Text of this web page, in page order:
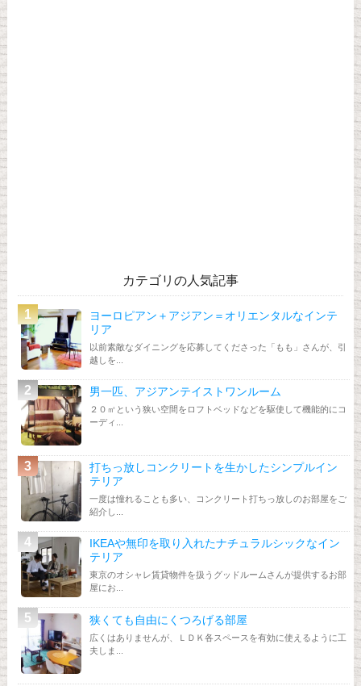
カテゴリの人気記事
ヨーロピアン＋アジアン＝オリエンタルなインテ
リア
以前素敵なダイニングを応募してくださった「もも」さんが、引
越しを...
男一匹、アジアンテイストワンルーム
２０㎡という狭い空間をロフトベッドなどを駆使して機能的にコ
ーディ...
打ちっ放しコンクリートを生かしたシンプルイン
テリア
一度は憧れることも多い、コンクリート打ちっ放しのお部屋をご
紹介し...
IKEAや無印を取り入れたナチュラルシックなイン
テリア
東京のオシャレ賃貸物件を扱うグッドルームさんが提供するお部
屋にお...
狭くても自由にくつろげる部屋
広くはありませんが、ＬＤＫ各スペースを有効に使えるように工
夫しま...